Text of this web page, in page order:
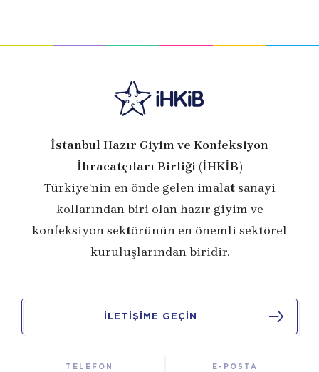
İstanbul Hazır Giyim ve Konfeksiyon
İhracatçıları Birliği (İHKİB)
Türkiye’nin en önde gelen imalat sanayi
kollarından biri olan hazır giyim ve
konfeksiyon sektörünün en önemli sektörel
kuruluşlarından biridir.
İLETİŞİME GEÇİN
TELEFON E-POSTA